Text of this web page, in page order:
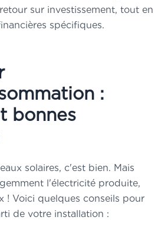
sur investissement, tout en
spécifiques.
:
bonnes
solaires, c'est bien. Mais
l'électricité produite,
! Voici quelques conseils pour
de votre installation :